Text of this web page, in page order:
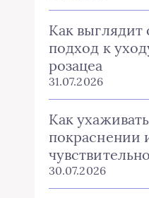
Как
подход к
розацеа
31.07.2026
Как
покраснении
30.07.2026